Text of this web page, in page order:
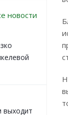
новости
выходит